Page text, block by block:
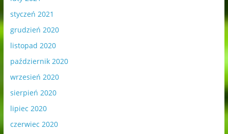
styczeń 2021
grudzień 2020
listopad 2020
październik 2020
wrzesień 2020
sierpień 2020
lipiec 2020
czerwiec 2020